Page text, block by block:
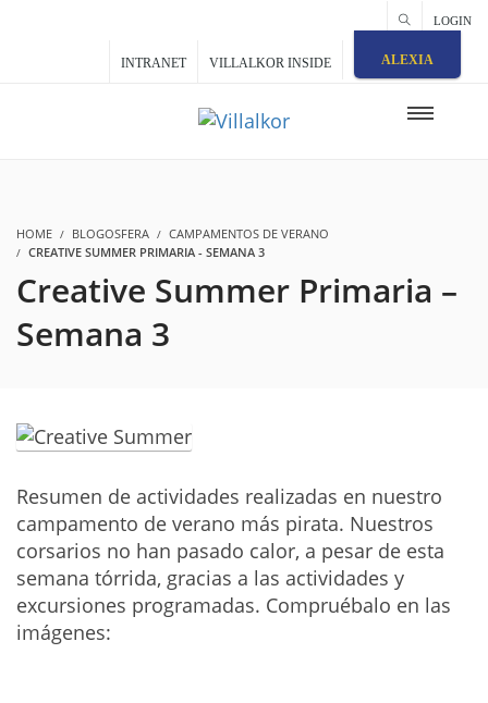
LOGIN
INTRANET VILLALKOR INSIDE ALEXIA
HOME BLOGOSFERA
CAMPAMENTOS DE VERANO
CREATIVE SUMMER PRIMARIA - SEMANA 3
Creative Summer Primaria –
Semana 3
Resumen de actividades realizadas en nuestro
campamento de verano más pirata. Nuestros
corsarios no han pasado calor, a pesar de esta
semana tórrida, gracias a las actividades y
excursiones programadas. Compruébalo en las
imágenes: